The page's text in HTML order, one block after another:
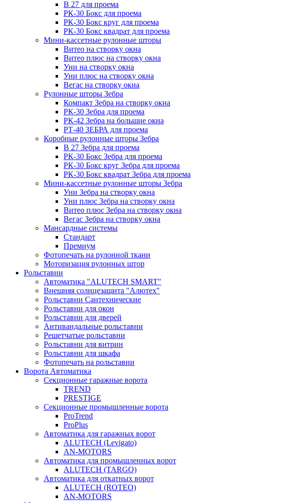
B 27 для проема
РК-30 Бокс для проема
РК-30 Бокс круг для проема
РК-30 Бокс квадрат для проема
Мини-кассетные рулонные шторы
Витео на створку окна
Витео плюс на створку окна
Уни на створку окна
Уни плюс на створку окна
Вегас на створку окна
Рулонные шторы Зебра
Компакт Зебра на створку окна
РК-30 Зебра для проема
РК-42 Зебра на большие окна
РТ-40 ЗЕБРА для проема
Коробные рулонные шторы Зебра
B 27 Зебра для проема
РК-30 Бокс Зебра для проема
РК-30 Бокс круг Зебра для проема
РК-30 Бокс квадрат Зебра для проема
Мини-кассетные рулонные шторы Зебра
Уни Зебра на створку окна
Уни плюс Зебра на створку окна
Витео плюс Зебра на створку окна
Вегас Зебра на створку окна
Мансардные системы
Стандарт
Премиум
Фотопечать на рулонной ткани
Моторизация рулонных штор
Рольставни
Автоматика "ALUTECH SMART"
Внешняя солнцезащита "Алютех"
Рольставни Сантехнические
Рольставни для окон
Рольставни для дверей
Антивандальные рольставни
Решетчатые рольставни
Рольставни для витрин
Рольставни для шкафа
Фотопечать на рольставни
Ворота Автоматика
Секционные гаражные ворота
TREND
PRESTIGE
Секционные промышленные ворота
ProTrend
ProPlus
Автоматика для гаражных ворот
ALUTECH (Levigato)
AN-MOTORS
Автоматика для промышленных ворот
ALUTECH (TARGO)
Автоматика для откатных ворот
ALUTECH (ROTEO)
AN-MOTORS